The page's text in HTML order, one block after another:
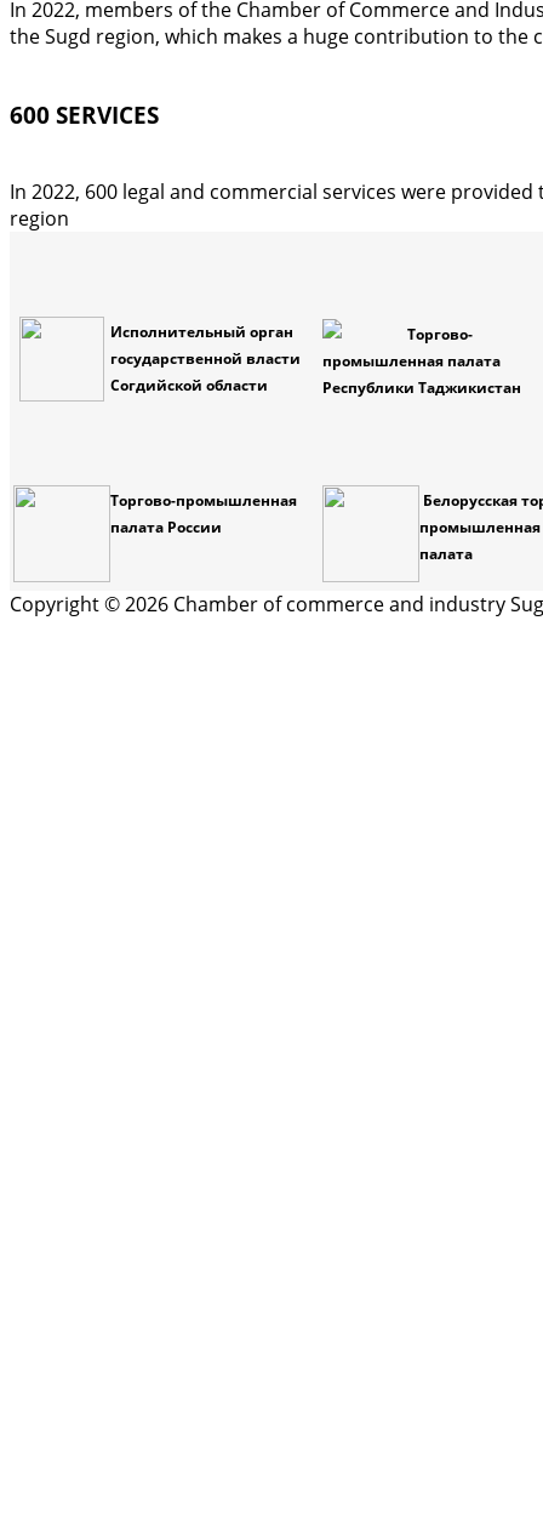
In 2022, members of the Chamber of Commerce and
the Sugd region, which makes a huge contribution to the
600 SERVICES
In 2022, 600 legal and commercial services were
region
Исполнительный орган
государственной власти
Согдийской области
Торгово-
промышленная палата
Республики Таджикистан
Торгово-промышленная
палата России
Белорусская
промышленная
палата
Copyright © 2026 Chamber of commerce and industry